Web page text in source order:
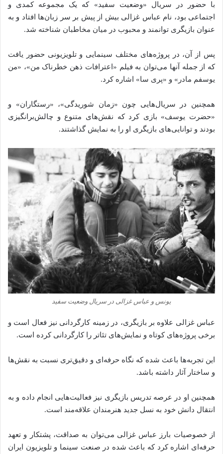
با حضور در سریال «وضعیت سفید» که یک مجموعه کمدی و
اجتماعی بود، نام عباس غزالی بیش از پیش بر سر زبان‌ها افتاد و به
عنوان بازیگری توانمند و محبوب در میان مخاطبان شناخته شد.
پس از آن، در پروژه‌های مختلف سینمایی و تلویزیونی حضور یافت
که از جمله آنها می‌توان به فیلم «اعترافات ذهن خطرناک من»، «من
یوسفم مادر» و «پری سا» اشاره کرد.
همچنین در سریال‌هایی چون «زمان شوریدگی»، «رستگاران» و
«حضرت یوسف» بازی کرد که نقش‌های متنوع و چالش‌برانگیزی
بودند و توانایی‌های بازیگری او را به نمایش گذاشتند.
یونس و عباس غزالی در سریال وضعیت سفید
عباس غزالی علاوه بر بازیگری، در زمینه کارگردانی نیز فعال است و
برخی پروژه‌های کوتاه و نمایش‌های تئاتر را کارگردانی کرده است.
این تجربه‌ها باعث شده که نگاه حرفه‌ای و دقیق‌تری نسبت به نقش‌ها
و ساختار آثار داشته باشد.
همچنین او در عرصه تدریس بازیگری نیز فعالیت‌هایی انجام داده و به
انتقال دانش خود به نسل جدید هنرمندان علاقه‌مند است.
از خصوصیات بارز عباس غزالی می‌توان به صداقت، پشتکار و تعهد
حرفه‌ای اشاره کرد که باعث شده‌‌ در صنعت سینما و تلویزیون ایران